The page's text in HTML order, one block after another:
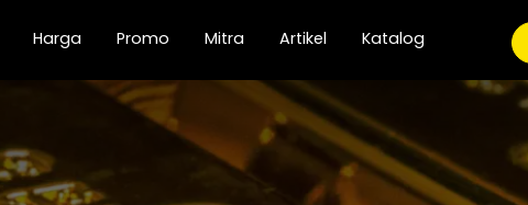
Harga Promo Mitra Artikel Katalog